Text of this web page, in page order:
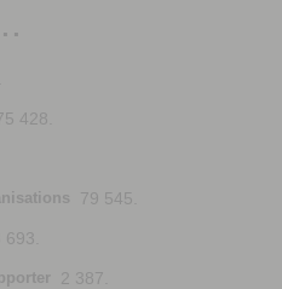
428.
79 545.
693.
2 387.